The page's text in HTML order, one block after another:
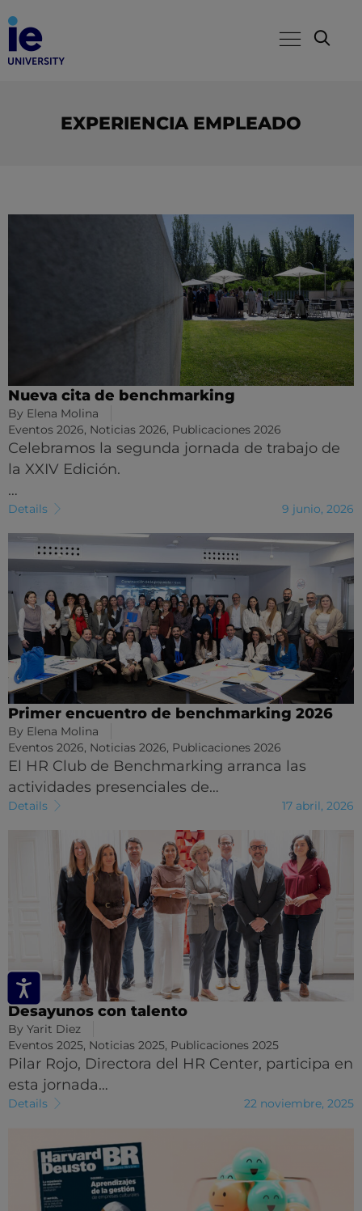
EXPERIENCIA EMPLEADO
Nueva cita de benchmarking
By Elena Molina
Eventos 2026, Noticias 2026, Publicaciones 2026
Celebramos la segunda jornada de trabajo de
la XXIV Edición.
…
Details 9 junio, 2026
Primer encuentro de benchmarking 2026
By Elena Molina
Eventos 2026, Noticias 2026, Publicaciones 2026
El HR Club de Benchmarking arranca las
actividades presenciales de…
Details 17 abril, 2026
Desayunos con talento
By Yarit Diez
Eventos 2025, Noticias 2025, Publicaciones 2025
Pilar Rojo, Directora del HR Center, participa en
esta jornada…
Details 22 noviembre, 2025